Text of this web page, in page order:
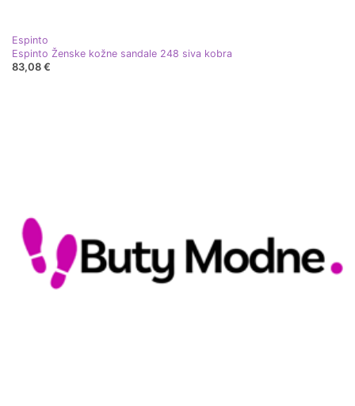
Espinto
Espinto Ženske kožne sandale 248 siva kobra
83,08 €